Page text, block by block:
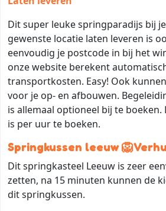
Dit super leuke springparadijs bij
gewenste locatie laten leveren is
eenvoudig je postcode in bij het
onze website berekent
transportkosten. Easy! Ook
voor je op- en afbouwen.
is allemaal optioneel bij te boeken.
is per uur te boeken.
Springkussen leeuw
Dit springkasteel Leeuw is zeer
zetten, na 15 minuten kunnen de
dit springkussen.